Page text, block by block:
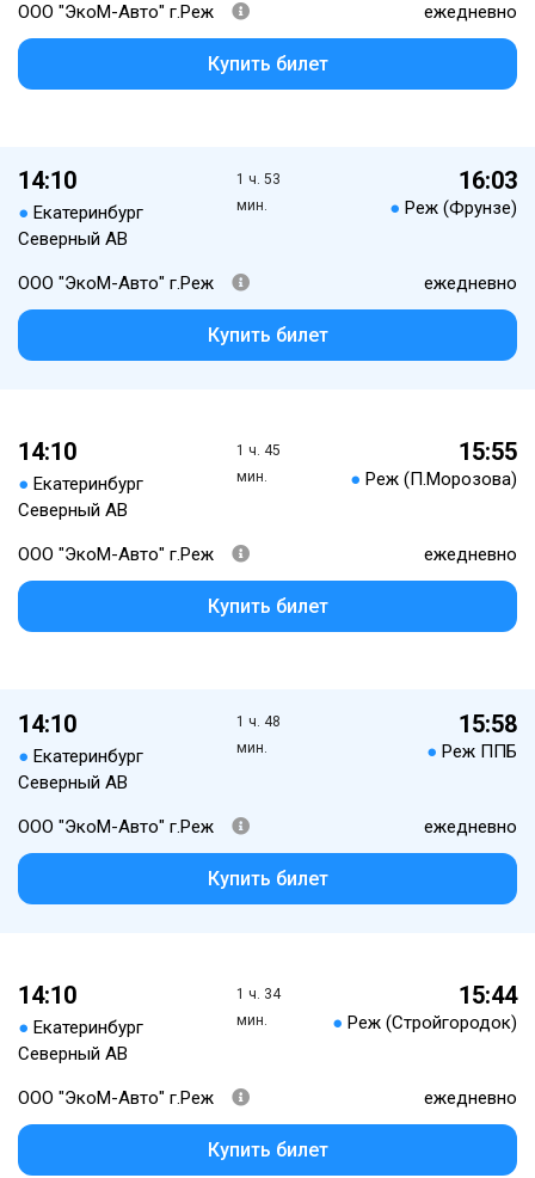
ООО "ЭкоМ-Авто" г.Реж ежедневно
Купить билет
14:10
● Екатеринбург
Северный АВ
1 ч. 53
мин.
16:03
● Реж (Фрунзе)
ООО "ЭкоМ-Авто" г.Реж ежедневно
Купить билет
14:10
● Екатеринбург
Северный АВ
1 ч. 45
мин.
15:55
● Реж (П.Морозова)
ООО "ЭкоМ-Авто" г.Реж ежедневно
Купить билет
14:10
● Екатеринбург
Северный АВ
1 ч. 48
мин.
15:58
● Реж ППБ
ООО "ЭкоМ-Авто" г.Реж ежедневно
Купить билет
14:10
● Екатеринбург
Северный АВ
1 ч. 34
мин.
15:44
● Реж (Стройгородок)
ООО "ЭкоМ-Авто" г.Реж ежедневно
Купить билет